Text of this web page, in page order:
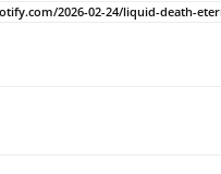
2026-02-24/liquid-death-